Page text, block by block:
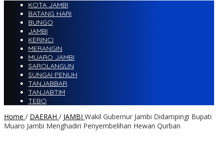
KOTA JAMBI
BATANG HARI
BUNGO
JAMBI
KERINCI
MERANGIN
MUARO JAMBI
SAROLANGUN
SUNGAI PENUH
TANJABBAR
TANJABTIM
TEBO
Home / DAERAH / JAMBI Wakil Gubernur Jambi Didampingi Bupati
Muaro Jambi Menghadiri Penyembelihan Hewan Qurban